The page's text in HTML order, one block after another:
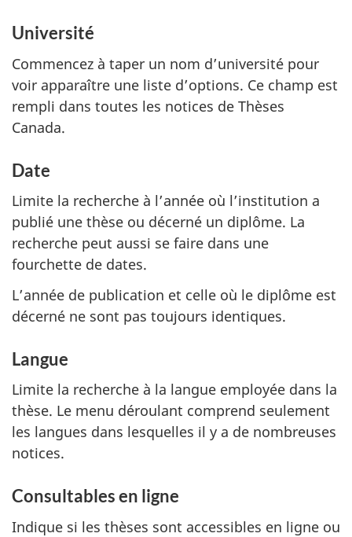
Université
Commencez à taper un nom d’université pour
voir apparaître une liste d’options. Ce champ est
rempli dans toutes les notices de Thèses
Canada.
Date
Limite la recherche à l’année où l’institution a
publié une thèse ou décerné un diplôme. La
recherche peut aussi se faire dans une
fourchette de dates.
L’année de publication et celle où le diplôme est
décerné ne sont pas toujours identiques.
Langue
Limite la recherche à la langue employée dans la
thèse. Le menu déroulant comprend seulement
les langues dans lesquelles il y a de nombreuses
notices.
Consultables en ligne
Indique si les thèses sont accessibles en ligne ou